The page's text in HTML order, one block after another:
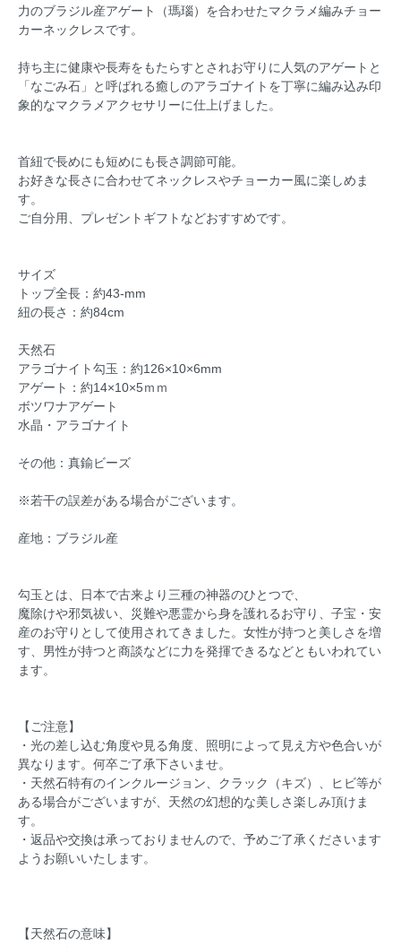
力のブラジル産アゲート（瑪瑙）を合わせたマクラメ編みチョー
カーネックレスです。
持ち主に健康や長寿をもたらすとされお守りに人気のアゲートと
「なごみ石」と呼ばれる癒しのアラゴナイトを丁寧に編み込み印
象的なマクラメアクセサリーに仕上げました。
首紐で長めにも短めにも長さ調節可能。
お好きな長さに合わせてネックレスやチョーカー風に楽しめま
す。
ご自分用、プレゼントギフトなどおすすめです。
サイズ
トップ全長：約43-mm
紐の長さ：約84cm
天然石
アラゴナイト勾玉：約126×10×6mm
アゲート：約14×10×5ｍｍ
ボツワナアゲート
水晶・アラゴナイト
その他：真鍮ビーズ
※若干の誤差がある場合がございます。
産地：ブラジル産
勾玉とは、日本で古来より三種の神器のひとつで、
魔除けや邪気祓い、災難や悪霊から身を護れるお守り、子宝・安
産のお守りとして使用されてきました。女性が持つと美しさを増
す、男性が持つと商談などに力を発揮できるなどともいわれてい
ます。
【ご注意】
・光の差し込む角度や見る角度、照明によって見え方や色合いが
異なります。何卒ご了承下さいませ。
・天然石特有のインクルージョン、クラック（キズ）、ヒビ等が
ある場合がございますが、天然の幻想的な美しさ楽しみ頂けま
す。
・返品や交換は承っておりませんので、予めご了承くださいます
ようお願いいたします。
【天然石の意味】